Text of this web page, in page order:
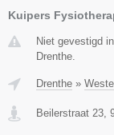
Kuipers
Niet gevestigd
Drenthe.
Drenthe »
Beilerstraat 23,